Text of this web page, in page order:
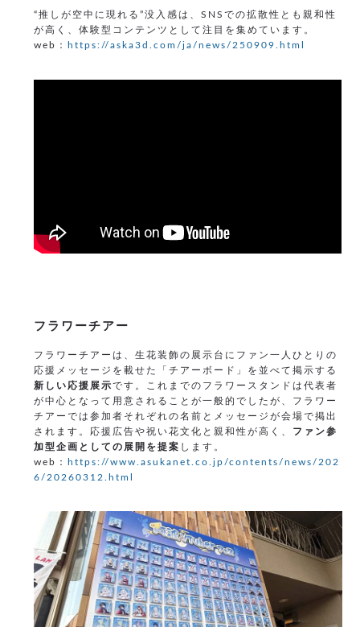
“推しが空中に現れる”没入感は、SNSでの拡散性とも親和性
が高く、体験型コンテンツとして注目を集めています。
web：
https://aska3d.com/ja/news/250909.html
フラワーチアー
フラワーチアーは、生花装飾の展示台にファン一人ひとりの
応援メッセージを載せた「チアーボード」を並べて掲示する
新しい応援展示です。これまでのフラワースタンドは代表者
が中心となって用意されることが一般的でしたが、フラワー
チアーでは参加者それぞれの名前とメッセージが会場で掲出
されます。応援広告や祝い花文化と親和性が高く、 ファン参
加型企画としての展開を提案 します。
web：
https://www.asukanet.co.jp/contents/news/202
6/20260312.html